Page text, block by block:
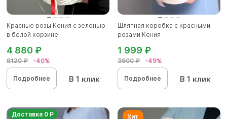
Красные розы Кения с зеленью
в белой корзине
8120 ₽ -40%
4 880 ₽
Подробнее В 1 клик
Шляпная коробка с красными
розами Кения
3900 ₽ -49%
1 999 ₽
Подробнее В 1 клик
Доставка 0 Р